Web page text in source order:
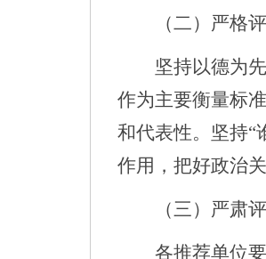
（二）严格
坚持以德为
作为主要衡量标
和代表性。坚持“
作用，把好政治
（三）严肃
各推荐单位